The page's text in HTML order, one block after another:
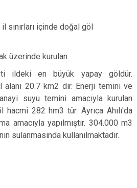
sınırları içinde doğal göl
üzerinde kurulan
ildeki en büyük yapay göldür.
alanı 20.7 km2 dir. Enerji temini ve
suyu temini amacıyla kurulan
hacmi 282 hm3 tür. Ayrıca Ahılı'da
amacıyla yapılmıştır. 304.000 m3
sulanmasında kullanılmaktadır.